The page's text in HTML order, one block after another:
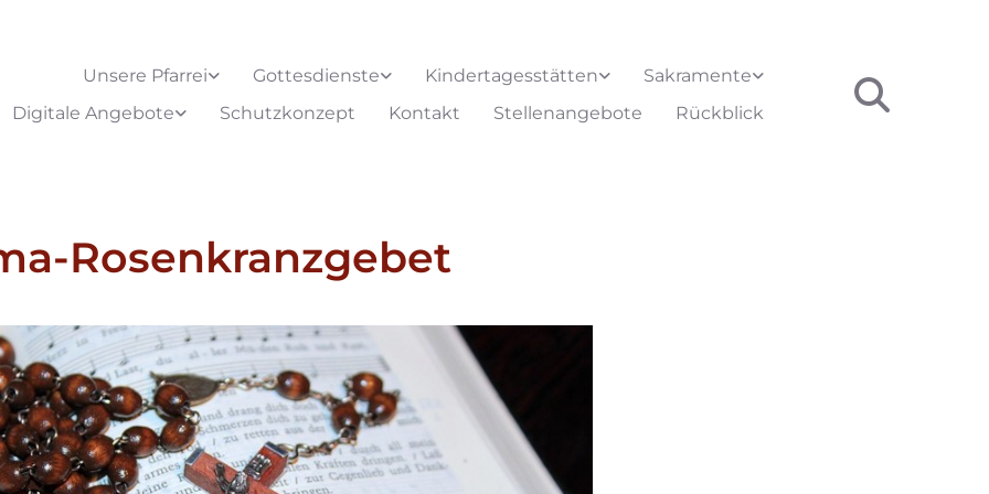
Unsere Pfarrei Gottesdienste Kindertagesstätten
Sakramente
Digitale Angebote
Schutzkonzept Kontakt Stellenangebote Rückblick
Rosenkranzgebet